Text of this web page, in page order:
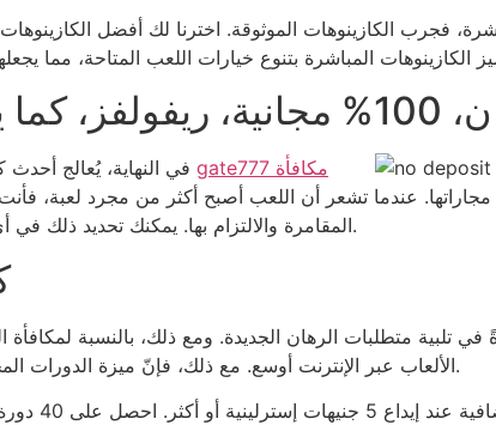
فجرب الكازينوهات الموثوقة. اخترنا لك أفضل
gate777 مكافأة
عندما تشعر أن اللعب أصبح أكثر من مجرد لعبة،
المقامرة والالتزام بها. يمكنك تحديد ذلك في أي وقت، وأنت موجود هناك لتلعب بذكاء، لا لتجازف.
الألعاب عبر الإنترنت أوسع. مع ذلك، فإنّ ميزة الدورات المجانية بدون إيداع تقتصر عادةً على لعبة واحدة فقط.